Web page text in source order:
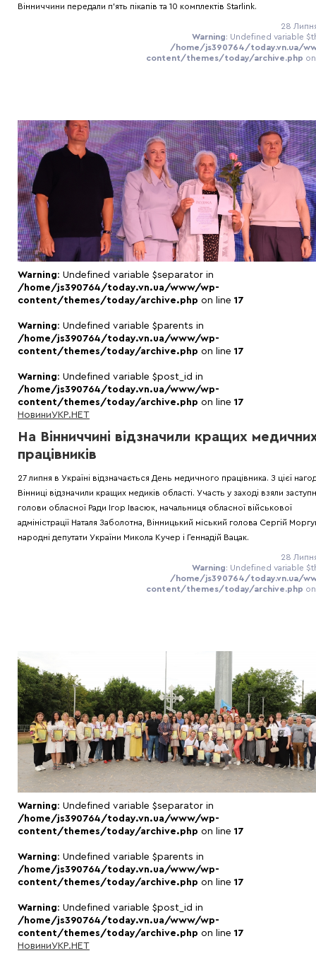
Вінниччини передали п'ять пікапів та 10 комплектів Starlink.
28
Warning: Undefined variable
/home/js390764/today.vn.ua/
content/themes/today/archive.php
Warning: Undefined variable $separator in
/home/js390764/today.vn.ua/www/wp-
content/themes/today/archive.php on line 17
Warning: Undefined variable $parents in
/home/js390764/today.vn.ua/www/wp-
content/themes/today/archive.php on line 17
Warning: Undefined variable $post_id in
/home/js390764/today.vn.ua/www/wp-
content/themes/today/archive.php on line 17
НовиниУКР.НЕТ
На Вінниччині відзначили кращих
працівників
27 липня в Україні відзначається День медичного працівника. З цієї
Вінниці відзначили кращих медиків області. Участь у заході взяли
голови обласної Ради Ігор Івасюк, начальниця обласної військової
адміністрації Наталя Заболотна, Вінницький міський голова Сергій
народні депутати України Микола Кучер і Геннадій Вацак.
28
Warning: Undefined variable
/home/js390764/today.vn.ua/
content/themes/today/archive.php
Warning: Undefined variable $separator in
/home/js390764/today.vn.ua/www/wp-
content/themes/today/archive.php on line 17
Warning: Undefined variable $parents in
/home/js390764/today.vn.ua/www/wp-
content/themes/today/archive.php on line 17
Warning: Undefined variable $post_id in
/home/js390764/today.vn.ua/www/wp-
content/themes/today/archive.php on line 17
НовиниУКР.НЕТ